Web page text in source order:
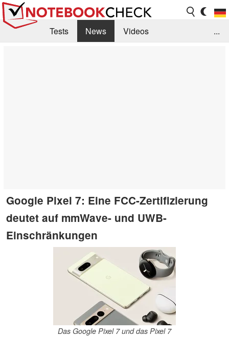
Tests News
Videos
...
Google Pixel 7: Eine FCC-Zertifizierung
deutet auf mmWave- und UWB-
Einschränkungen
Das Google Pixel 7 und das Pixel 7